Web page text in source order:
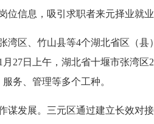
位信息，吸引求职者来元择业就业
湾区、竹山县等4个湖北省区（
27日上午，湖北省十堰市张湾
务、管理等多个工种。
谋发展。三元区通过建立长效对